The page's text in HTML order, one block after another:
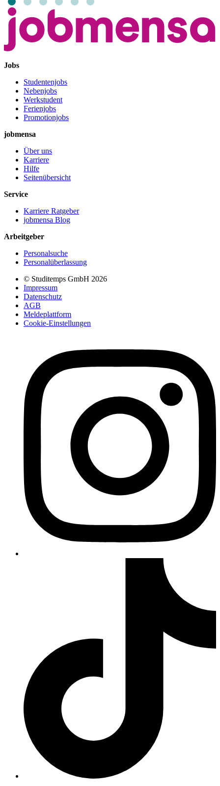
Jobs
Studentenjobs
Nebenjobs
Werkstudent
Ferienjobs
Promotionjobs
jobmensa
Über uns
Karriere
Hilfe
Seitenübersicht
Service
Karriere Ratgeber
jobmensa Blog
Arbeitgeber
Personalsuche
Personalüberlassung
© Studitemps GmbH 2026
Impressum
Datenschutz
AGB
Meldeplattform
Cookie-Einstellungen